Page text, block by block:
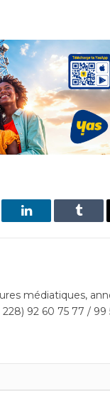
LinkedIn
médiatiques,
92 60 75 77 / 99